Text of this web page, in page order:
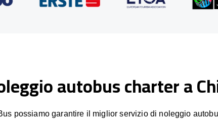
autobus charter a
possiamo garantire il miglior servizio di noleggio